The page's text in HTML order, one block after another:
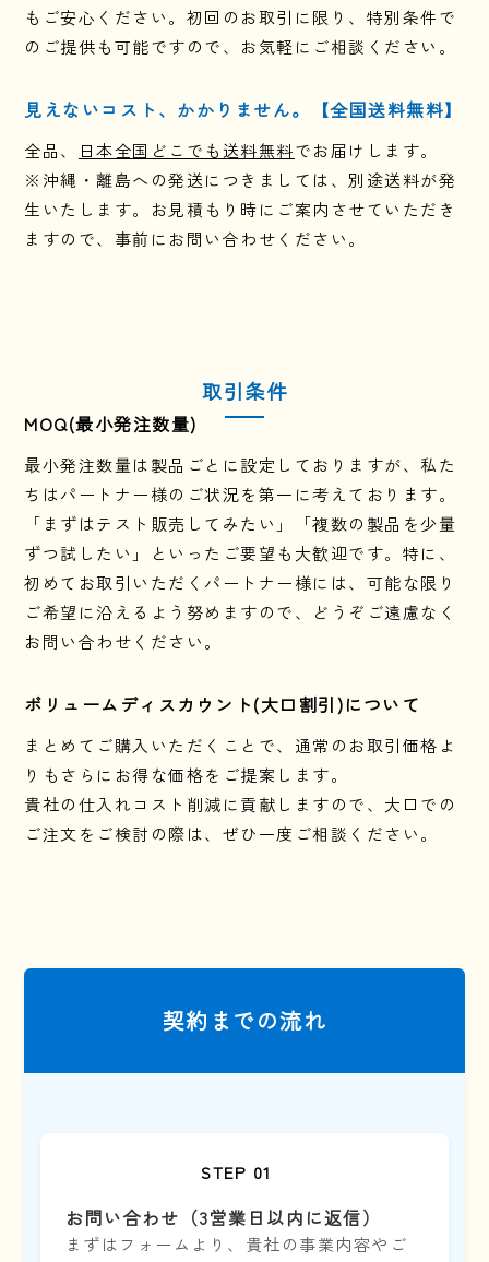
もご安心ください。初回のお取引に限り、特別条件で
のご提供も可能ですので、お気軽にご相談ください。
見えないコスト、かかりません。【全国送料無料】
全品、 日本全国どこでも送料無料でお届けします。
※沖縄・離島への発送につきましては、別途送料が発
生いたします。お見積もり時にご案内させていただき
ますので、事前にお問い合わせください。
取引条件
MOQ(最小発注数量)
最小発注数量は製品ごとに設定しておりますが、私た
ちはパートナー様のご状況を第一に考えております。
「まずはテスト販売してみたい」「複数の製品を少量
ずつ試したい」といったご要望も大歓迎です。特に、
初めてお取引いただくパートナー様には、可能な限り
ご希望に沿えるよう努めますので、どうぞご遠慮なく
お問い合わせください。
ボリュームディスカウント(大口割引)について
まとめてご購入いただくことで、通常のお取引価格よ
りもさらにお得な価格をご提案します。
貴社の仕入れコスト削減に貢献しますので、大口での
ご注文をご検討の際は、ぜひ一度ご相談ください。
契約までの流れ
STEP 01
お問い合わせ（3営業日以内に返信）
まずはフォームより、貴社の事業内容やご